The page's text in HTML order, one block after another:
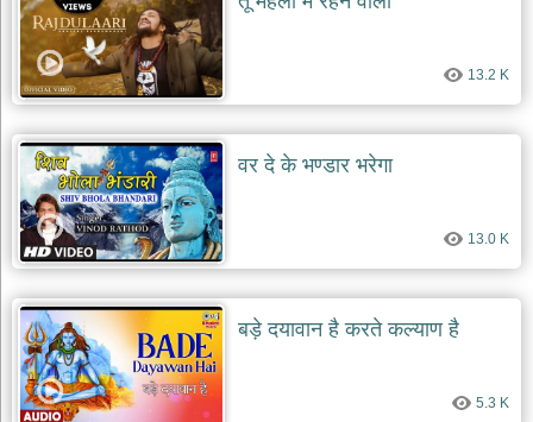
13.2 K
वर दे के भण्डार भरेगा
13.0 K
बड़े दयावान है करते कल्याण है
5.3 K